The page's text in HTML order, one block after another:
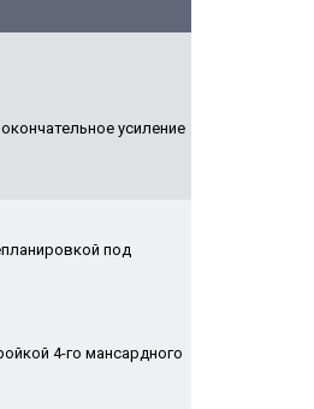
усиление
под
4-го мансардного